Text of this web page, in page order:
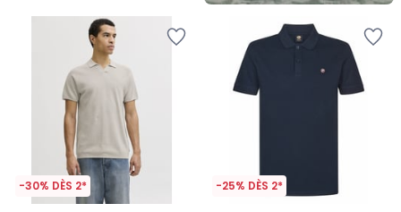
-30% DÈS 2* -25% DÈS 2*